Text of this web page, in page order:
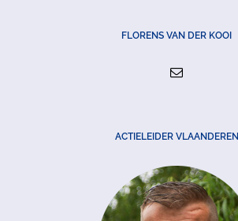
FLORENS VAN DER KOOI
ACTIELEIDER VLAANDEREN